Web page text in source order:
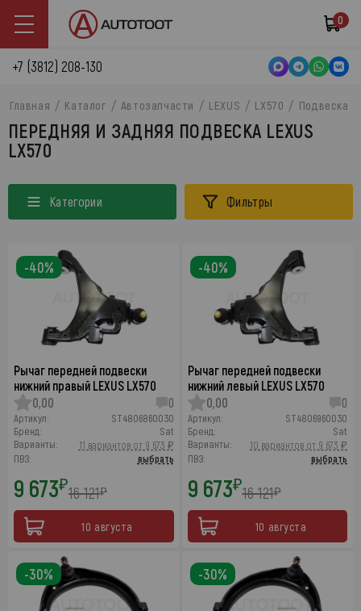
0
+7 (3812) 208-130
Главная Каталог Автозапчасти LEXUS LX570 Подвеска
ПЕРЕДНЯЯ И ЗАДНЯЯ ПОДВЕСКА LEXUS
LX570
Категории Фильтры
Рычаг передней подвески
нижний правый LEXUS LX570
0,00
0
Артикул:
ST4806860030
Бренд:
Sat
Варианты:
11 вариантов от 9 673 ₽
ПВЗ:
выбрать
9 673₽16 121₽
10 августа
-40%
Рычаг передней подвески
нижний левый LEXUS LX570
0,00
0
Артикул:
ST4806960030
Бренд:
Sat
Варианты:
10 вариантов от 9 673 ₽
ПВЗ:
выбрать
9 673₽16 121₽
10 августа
-40%
-30% -30%